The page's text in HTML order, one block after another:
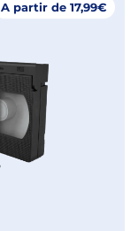
A partir de 17,99€